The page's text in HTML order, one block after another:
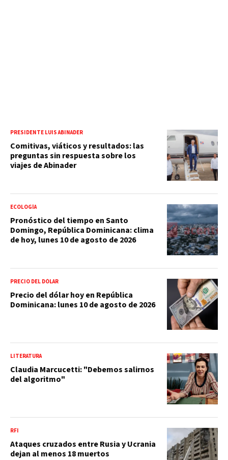
PRESIDENTE LUIS ABINADER
Comitivas, viáticos y resultados: las
preguntas sin respuesta sobre los
viajes de Abinader
ECOLOGÍA
Pronóstico del tiempo en Santo
Domingo, República Dominicana: clima
de hoy, lunes 10 de agosto de 2026
PRECIO DEL DÓLAR
Precio del dólar hoy en República
Dominicana: lunes 10 de agosto de 2026
LITERATURA
Claudia Marcucetti: "Debemos salirnos
del algoritmo"
RFI
Ataques cruzados entre Rusia y Ucrania
dejan al menos 18 muertos